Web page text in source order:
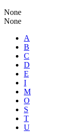
None
None
A
B
C
D
E
I
M
O
S
T
U